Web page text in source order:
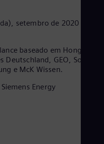
setembro de 2020
baseado em Hong Kong.
Deutschland, GEO, South
e McK Wissen.
Energy